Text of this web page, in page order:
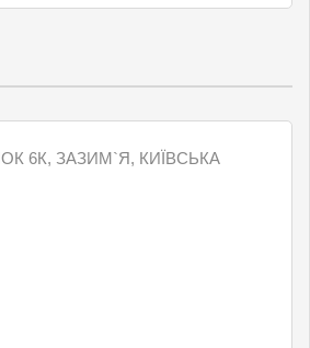
6К, ЗАЗИМ`Я, КИЇВСЬКА